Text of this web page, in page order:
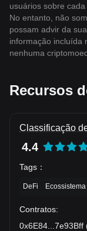
usuários sobre
No entanto, não
possam advir da
informação incluída
nenhuma
Recursos
Classificação
4.4
Tags ：
DeFi
Contratos:
0x6E84
7e93Bff